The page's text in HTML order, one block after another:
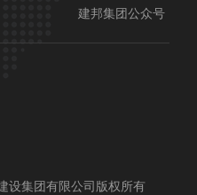
建邦集团公众号
设集团有限公司版权所有